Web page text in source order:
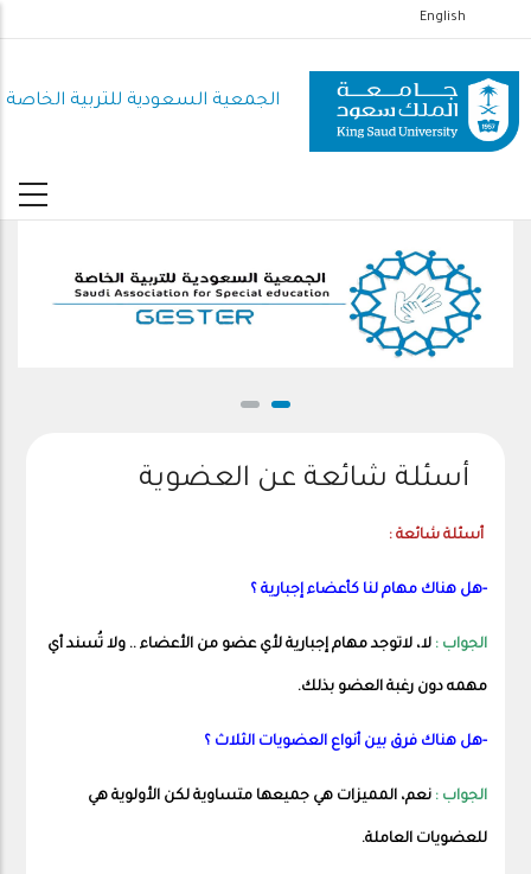
إلى
المحتوى
الرئيسي
English
الجمعية السعودية للتربية الخاصة
أسئلة شائعة عن العضوية
أسئلة شائعة :
-هل هناك مهام لنا كأعضاء إجبارية ؟
الجواب : لا، لاتوجد مهام إجبارية لأي عضو من الأعضاء .. ولا تُسند أي
مهمه دون رغبة العضو بذلك.
-هل هناك فرق بين أنواع العضويات الثلاث ؟
الجواب : نعم، المميزات هي جميعها متساوية لكن الأولوية هي
للعضويات العاملة.